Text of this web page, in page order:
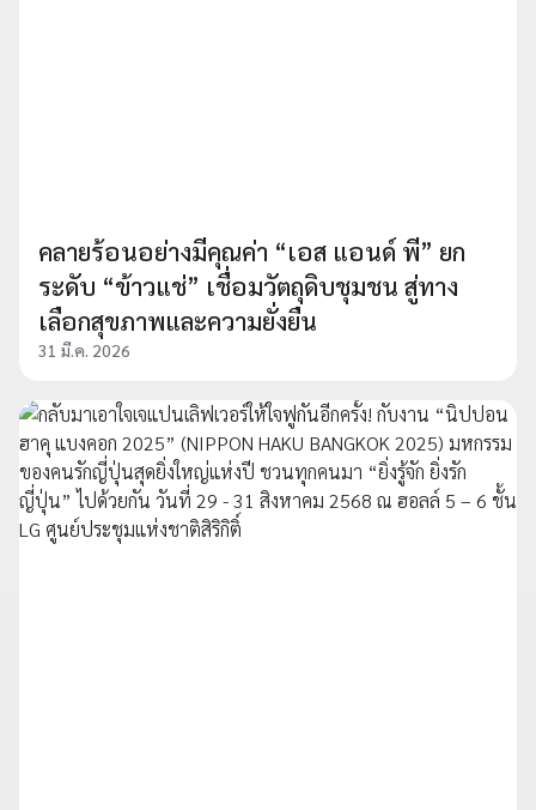
คลายร้อนอย่างมีคุณค่า “เอส แอนด์ พี” ยก
ระดับ “ข้าวแช่” เชื่อมวัตถุดิบชุมชน สู่ทาง
เลือกสุขภาพและความยั่งยืน
31 มี.ค. 2026